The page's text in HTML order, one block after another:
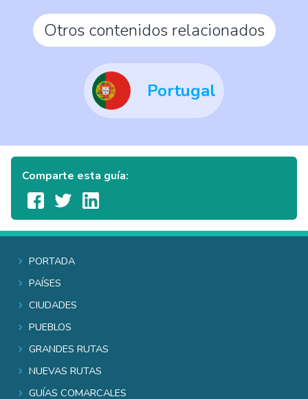
Otros contenidos relacionados
Portugal
Comparte esta guía:
Portada
Países
Ciudades
Pueblos
Grandes rutas
Nuevas rutas
Guías comarcales